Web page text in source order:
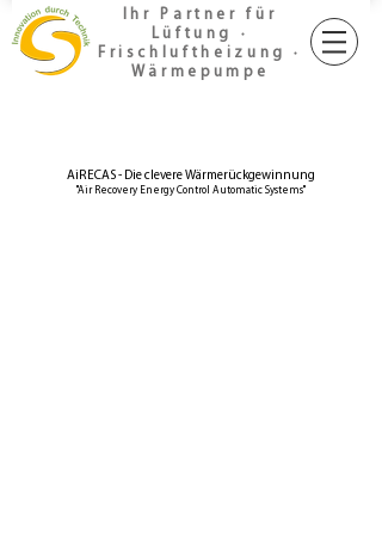
Ihr Partner für
Lüftung ∙
Frischluftheizung ∙
Wärmepumpe
AiRECAS - Die clevere Wärmerückgewinnung
"Air Recovery Energy Control Automatic Systems"